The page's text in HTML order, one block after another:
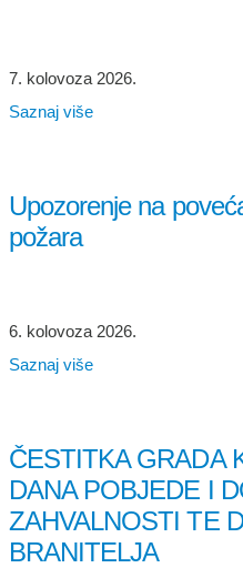
7. kolovoza 2026.
Saznaj više
Upozorenje na
požara
6. kolovoza 2026.
Saznaj više
ČESTITKA GRADA
DANA POBJEDE I
ZAHVALNOSTI TE
BRANITELJA